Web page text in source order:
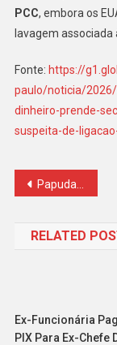
PCC, embora os
lavagem associada
Fonte: https://
paulo/noticia/
dinheiro-prende-
suspeita-de-
Post
Papuda nega ao STF que “Careca do INSS” foi pressionado por delação
RELATED
Ex-Funcionária
PIX Para Ex-Chefe